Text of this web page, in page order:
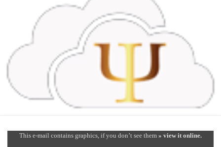
This e-mail contains graphics, if you don’t see them » view it online.